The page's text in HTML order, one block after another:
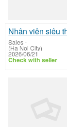
Sales-
(Ha Noi City)
2026/06/21
Check with seller